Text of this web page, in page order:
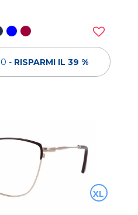
- RISPARMI IL 39 %
XL